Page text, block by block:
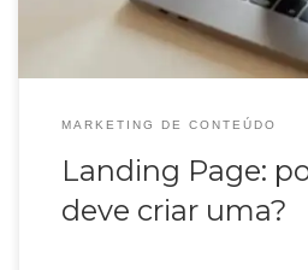
MARKETING DE CONTEÚDO
Landing Page:
deve criar uma?